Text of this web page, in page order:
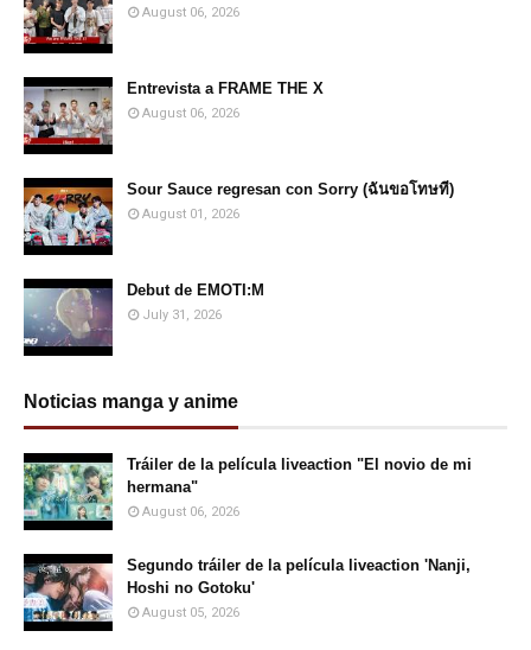
August 06, 2026
Entrevista a FRAME THE X
August 06, 2026
Sour Sauce regresan con Sorry (ฉันขอโทษที)
August 01, 2026
Debut de EMOTI:M
July 31, 2026
Noticias manga y anime
Tráiler de la película liveaction "El novio de mi
hermana"
August 06, 2026
Segundo tráiler de la película liveaction 'Nanji,
Hoshi no Gotoku'
August 05, 2026